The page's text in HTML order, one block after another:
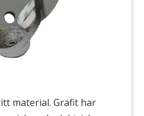
material. Grafit har